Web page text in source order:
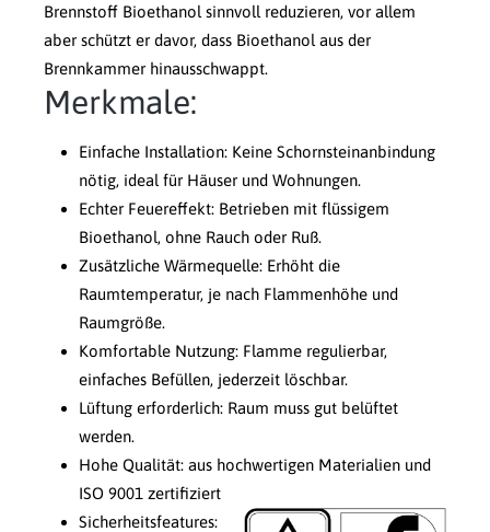
Brennstoff Bioethanol sinnvoll reduzieren, vor allem
aber schützt er davor, dass Bioethanol aus der
Brennkammer hinausschwappt.
Merkmale:
Einfache Installation: Keine Schornsteinanbindung
nötig, ideal für Häuser und Wohnungen.
Echter Feuereffekt: Betrieben mit flüssigem
Bioethanol, ohne Rauch oder Ruß.
Zusätzliche Wärmequelle: Erhöht die
Raumtemperatur, je nach Flammenhöhe und
Raumgröße.
Komfortable Nutzung: Flamme regulierbar,
einfaches Befüllen, jederzeit löschbar.
Lüftung erforderlich: Raum muss gut belüftet
werden.
Hohe Qualität: aus hochwertigen Materialien und
ISO 9001 zertifiziert
Sicherheitsfeatures: